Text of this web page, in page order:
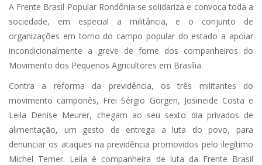
A Frente Brasil Popular Rondônia se solidariza e convoca toda a
sociedade, em especial a militância, e o conjunto de
organizações em torno do campo popular do estado a apoiar
incondicionalmente a greve de fome dos companheiros do
Movimento dos Pequenos Agricultores em Brasília.
Contra a reforma da previdência, os três militantes do
movimento camponês, Frei Sérgio Görgen, Josineide Costa e
Leila Denise Meurer, chegam ao seu sexto dia privados de
alimentação, um gesto de entrega a luta do povo, para
denunciar os ataques na previdência promovidos pelo ilegítimo
Michel Temer. Leila é companheira de luta da Frente Brasil